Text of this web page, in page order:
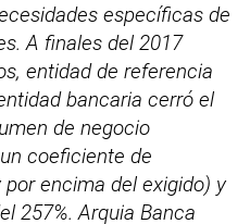
específicas de
A finales del 2017
entidad de referencia
bancaria cerró el
de negocio
coeficiente de
encima del exigido) y
257%. Arquia Banca